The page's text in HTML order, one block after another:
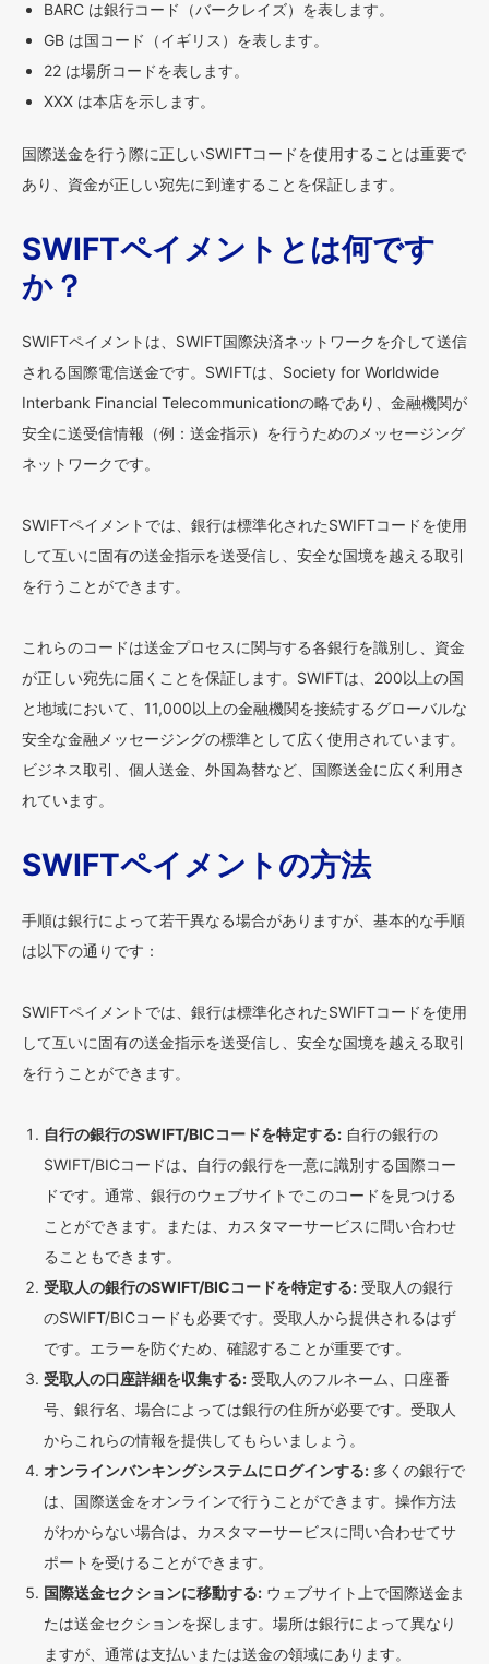
BARC は銀行コード（バークレイズ）を表します。
GB は国コード（イギリス）を表します。
22 は場所コードを表します。
XXX は本店を示します。
国際送金を行う際に正しいSWIFTコードを使用することは重要で
あり、資金が正しい宛先に到達することを保証します。
SWIFTペイメントとは何です
か？
SWIFTペイメントは、SWIFT国際決済ネットワークを介して送信
される国際電信送金です。SWIFTは、Society for Worldwide
Interbank Financial Telecommunicationの略であり、金融機関が
安全に送受信情報（例：送金指示）を行うためのメッセージング
ネットワークです。
SWIFTペイメントでは、銀行は標準化されたSWIFTコードを使用
して互いに固有の送金指示を送受信し、安全な国境を越える取引
を行うことができます。
これらのコードは送金プロセスに関与する各銀行を識別し、資金
が正しい宛先に届くことを保証します。SWIFTは、200以上の国
と地域において、11,000以上の金融機関を接続するグローバルな
安全な金融メッセージングの標準として広く使用されています。
ビジネス取引、個人送金、外国為替など、国際送金に広く利用さ
れています。
SWIFTペイメントの方法
手順は銀行によって若干異なる場合がありますが、基本的な手順
は以下の通りです：
SWIFTペイメントでは、銀行は標準化されたSWIFTコードを使用
して互いに固有の送金指示を送受信し、安全な国境を越える取引
を行うことができます。
自行の銀行のSWIFT/BICコードを特定する: 自行の銀行の
SWIFT/BICコードは、自行の銀行を一意に識別する国際コー
ドです。通常、銀行のウェブサイトでこのコードを見つける
ことができます。または、カスタマーサービスに問い合わせ
ることもできます。
受取人の銀行のSWIFT/BICコードを特定する: 受取人の銀行
のSWIFT/BICコードも必要です。受取人から提供されるはず
です。エラーを防ぐため、確認することが重要です。
受取人の口座詳細を収集する: 受取人のフルネーム、口座番
号、銀行名、場合によっては銀行の住所が必要です。受取人
からこれらの情報を提供してもらいましょう。
オンラインバンキングシステムにログインする: 多くの銀行で
は、国際送金をオンラインで行うことができます。操作方法
がわからない場合は、カスタマーサービスに問い合わせてサ
ポートを受けることができます。
国際送金セクションに移動する: ウェブサイト上で国際送金ま
たは送金セクションを探します。場所は銀行によって異なり
ますが、通常は支払いまたは送金の領域にあります。